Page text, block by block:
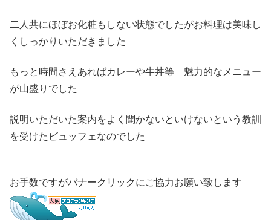
二人共にほぼお化粧もしない状態でしたがお料理は美味し
くしっかりいただきました
もっと時間さえあればカレーや牛丼等 魅力的なメニュー
が山盛りでした
説明いただいた案内をよく聞かないといけないという教訓
を受けたビュッフェなのでした
お手数ですがバナークリックにご協力お願い致します